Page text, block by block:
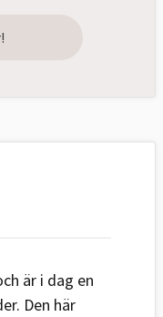
är i dag en
Den här